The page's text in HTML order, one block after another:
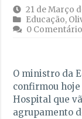
21 de Março
Educação,
0
O ministro da
confirmou
Hospital que
agrupamento